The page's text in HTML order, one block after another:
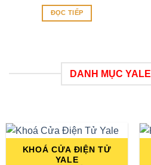
ĐỌC TIẾP
DANH MỤC YALE
KHOÁ CỬA ĐIỆN TỬ
YALE